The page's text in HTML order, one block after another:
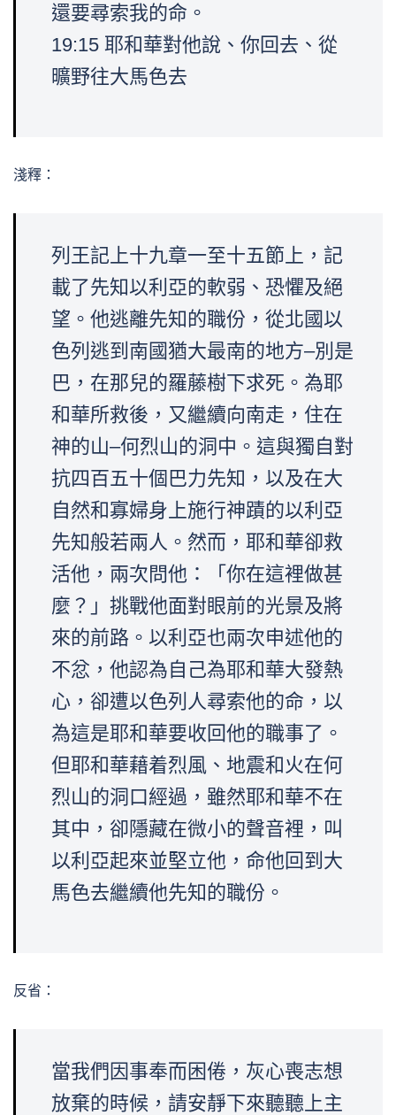
還要尋索我的命。
19:15 耶和華對他說、你回去、從
曠野往大馬色去
淺釋：
列王記上十九章一至十五節上，記
載了先知以利亞的軟弱、恐懼及絕
望。他逃離先知的職份，從北國以
色列逃到南國猶大最南的地方–別是
巴，在那兒的羅藤樹下求死。為耶
和華所救後，又繼續向南走，住在
神的山–何烈山的洞中。這與獨自對
抗四百五十個巴力先知，以及在大
自然和寡婦身上施行神蹟的以利亞
先知般若兩人。然而，耶和華卻救
活他，兩次問他：「你在這裡做甚
麼？」挑戰他面對眼前的光景及將
來的前路。以利亞也兩次申述他的
不忿，他認為自己為耶和華大發熱
心，卻遭以色列人尋索他的命，以
為這是耶和華要收回他的職事了。
但耶和華藉着烈風、地震和火在何
烈山的洞口經過，雖然耶和華不在
其中，卻隱藏在微小的聲音裡，叫
以利亞起來並堅立他，命他回到大
馬色去繼續他先知的職份。
反省：
當我們因事奉而困倦，灰心喪志想
放棄的時候，請安靜下來聽聽上主